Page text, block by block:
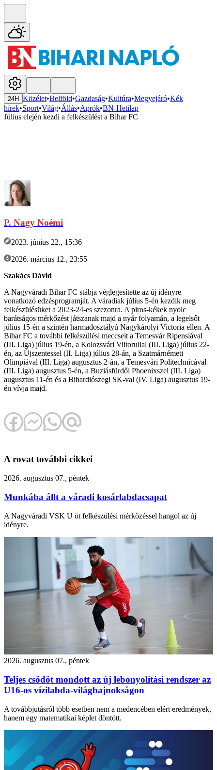
24H Közélet•Belföld•Gazdaság•Kultúra•Megyejáró•Kék
hírek•Sport•Világ•Állás•Aprók•BN-Hetilap
Július elején kezdi a felkészülést a Bihar FC
P. Nagy Noémi
2023. június 22., 15:36
2026. március 12., 23:55
Szakács Dávid
A Nagyváradi Bihar FC stábja véglegesítette az új idényre
vonatkozó edzésprogramját. A váradiak július 5-én kezdik meg
felkészülésüket a 2023-24-es szezonra. A piros-kékek nyolc
barátságos mérkőzést játszanak majd a nyár folyamán, a legelsőt
július 15-én a szintén harmadosztályú Nagykárolyi Victoria ellen. A
Bihar FC a további felkészülési meccseit a Temesvár Ripensiával
(III. Liga) július 19-én, a Kolozsvári Viitorullal (III. Liga) július 22-
én, az Újszentessel (II. Liga) július 28-án, a Szatmárnémeti
Olimpiával (III. Liga) augusztus 2-án, a Temesvári Politechnicával
(III. Liga) augusztus 5-én, a Buziásfürdői Phoenixszel (III. Liga)
augusztus 11-én és a Bihardiószegi SK-val (IV. Liga) augusztus 19-
én vívja majd.
A rovat további cikkei
2026. augusztus 07., péntek
Munkába állt a váradi kosárlabdacsapat
A Nagyváradi VSK U öt felkészülési mérkőzéssel hangol az új
idényre.
2026. augusztus 07., péntek
Teljes csődöt mondott az új lebonyolítási rendszer az
U16-os vízilabda-világbajnokságon
A továbbjutásról több esetben nem a medencében elért eredmények,
hanem egy matematikai képlet döntött.